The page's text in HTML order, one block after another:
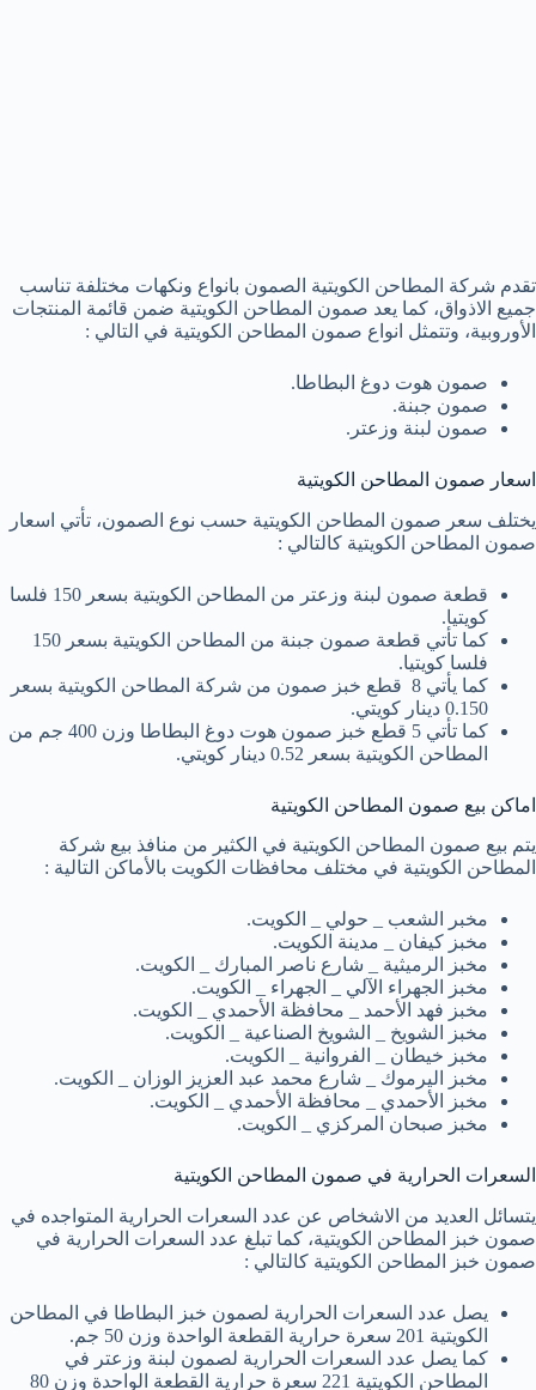
تقدم شركة المطاحن الكويتية الصمون بانواع ونكهات مختلفة تناسب
جميع الاذواق، كما يعد صمون المطاحن الكويتية ضمن قائمة المنتجات
الأوروبية، وتتمثل انواع صمون المطاحن الكويتية في التالي :
صمون هوت دوغ البطاطا.
صمون جبنة.
صمون لبنة وزعتر.
اسعار صمون المطاحن الكويتية
يختلف سعر صمون المطاحن الكويتية حسب نوع الصمون، تأتي اسعار
صمون المطاحن الكويتية كالتالي :
قطعة صمون لبنة وزعتر من المطاحن الكويتية بسعر 150 فلسا
كويتيا.
كما تأتي قطعة صمون جبنة من المطاحن الكويتية بسعر 150
فلسا كويتيا.
كما يأتي 8 قطع خبز صمون من شركة المطاحن الكويتية بسعر
0.150 دينار كويتي.
كما تأتي 5 قطع خبز صمون هوت دوغ البطاطا وزن 400 جم من
المطاحن الكويتية بسعر 0.52 دينار كويتي.
اماكن بيع صمون المطاحن الكويتية
يتم بيع صمون المطاحن الكويتية في الكثير من منافذ بيع شركة
المطاحن الكويتية في مختلف محافظات الكويت بالأماكن التالية :
مخبر الشعب _ حولي _ الكويت.
مخبز كيفان _ مدينة الكويت.
مخبز الرميثية _ شارع ناصر المبارك _ الكويت.
مخبز الجهراء الآلي _ الجهراء _ الكويت.
مخبز فهد الأحمد _ محافظة الأحمدي _ الكويت.
مخبز الشويخ _ الشويخ الصناعية _ الكويت.
مخبز خيطان _ الفروانية _ الكويت.
مخبز اليرموك _ شارع محمد عبد العزيز الوزان _ الكويت.
مخبز الأحمدي _ محافظة الأحمدي _ الكويت.
مخبز صبحان المركزي _ الكويت.
السعرات الحرارية في صمون المطاحن الكويتية
يتسائل العديد من الاشخاص عن عدد السعرات الحرارية المتواجده في
صمون خبز المطاحن الكويتية، كما تبلغ عدد السعرات الحرارية في
صمون خبز المطاحن الكويتية كالتالي :
يصل عدد السعرات الحرارية لصمون خبز البطاطا في المطاحن
الكويتية 201 سعرة حرارية القطعة الواحدة وزن 50 جم.
كما يصل عدد السعرات الحرارية لصمون لبنة وزعتر في
المطاحن الكويتية 221 سعرة حرارية القطعة الواحدة وزن 80